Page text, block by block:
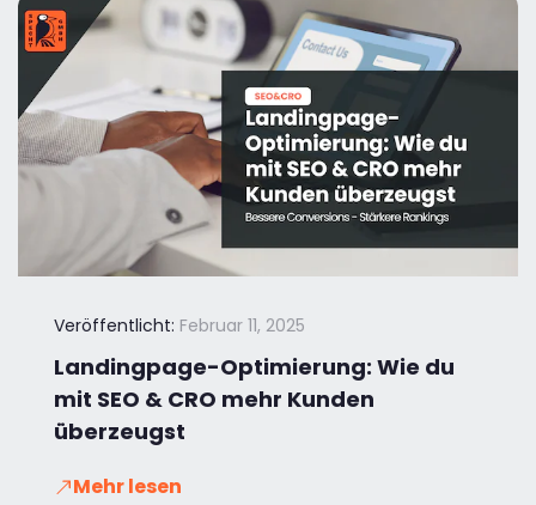
Veröffentlicht: Februar 11, 2025
Landingpage-Optimierung: Wie du
mit SEO & CRO mehr Kunden
überzeugst
Mehr lesen